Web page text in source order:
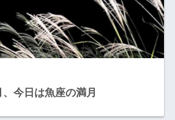
今日は魚座の満月